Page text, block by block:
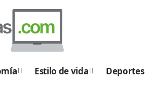
Estilo de vida Deportes